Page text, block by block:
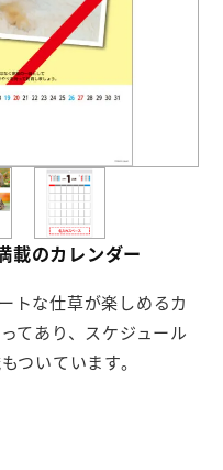
シュ本舗
舗
シュ本舗
本舗
載のカレンダー
トな仕草が楽しめるカ
てあり、スケジュール
ついています。